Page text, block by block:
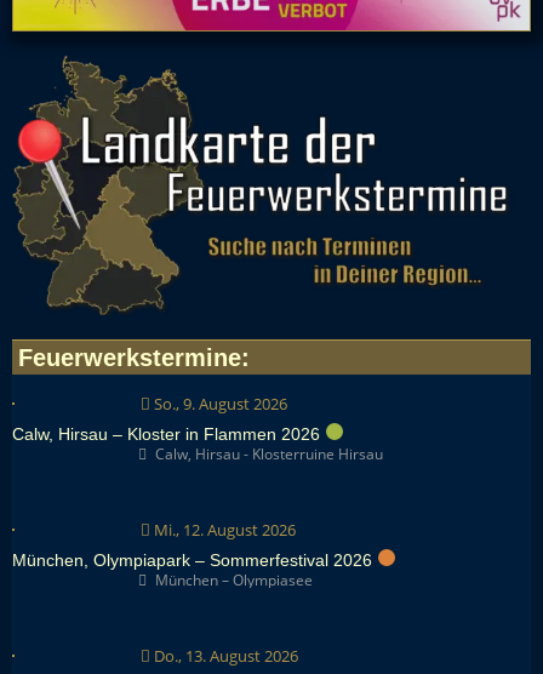
Feuerwerkstermine:
So., 9. August 2026
Calw, Hirsau – Kloster in Flammen 2026
Calw, Hirsau - Klosterruine Hirsau
Mi., 12. August 2026
München, Olympiapark – Sommerfestival 2026
München – Olympiasee
Do., 13. August 2026